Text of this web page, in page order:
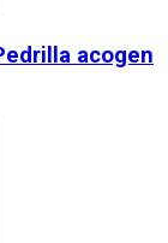
acogen